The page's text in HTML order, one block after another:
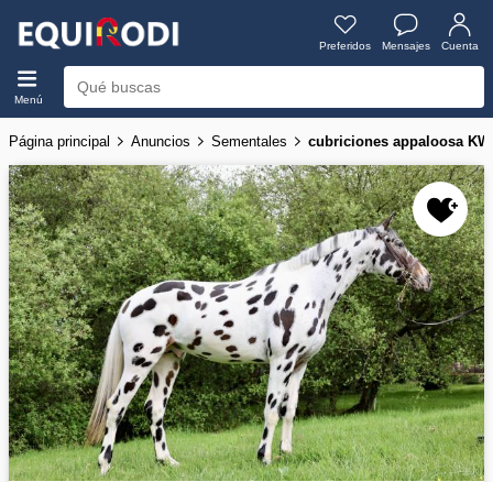
Preferidos Mensajes Cuenta
Menú
Página principal Anuncios Sementales cubriciones appaloosa